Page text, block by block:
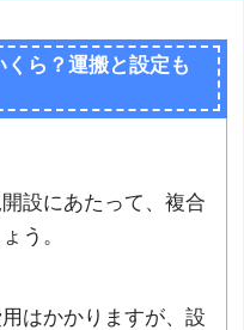
ら？運搬と設定も
設にあたって、複合
う。
はかかりますが、設